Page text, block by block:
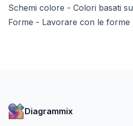
Schemi colore - Colori basati
Forme - Lavorare con le forme
Diagrammix